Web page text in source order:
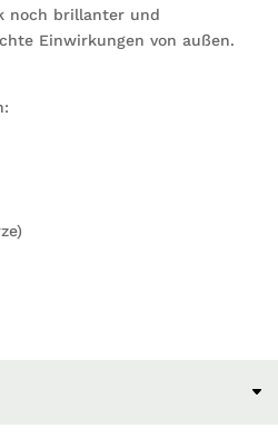
noch brillanter und
Einwirkungen von außen.